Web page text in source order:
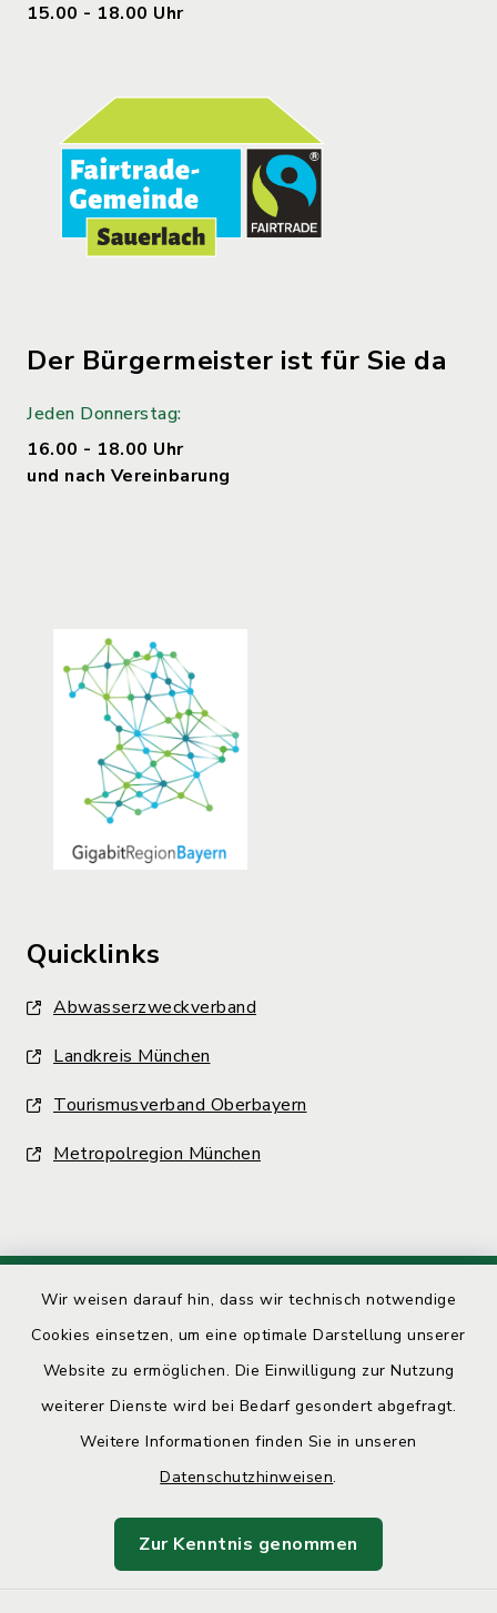
Wir weisen darauf hin, dass wir technisch notwendige
Cookies einsetzen, um eine optimale Darstellung unserer
Website zu ermöglichen. Die Einwilligung zur Nutzung
weiterer Dienste wird bei Bedarf gesondert abgefragt.
Weitere Informationen finden Sie in unseren
Datenschutzhinweisen.
Zur Kenntnis genommen
15.00 - 18.00 Uhr
Der Bürgermeister ist für Sie da
Jeden Donnerstag:
16.00 - 18.00 Uhr
und nach Vereinbarung
Quicklinks
Abwasserzweckverband
Landkreis München
Tourismusverband Oberbayern
Metropolregion München
Barrierefreiheit
Datenschutz
Impressum
Sitemap